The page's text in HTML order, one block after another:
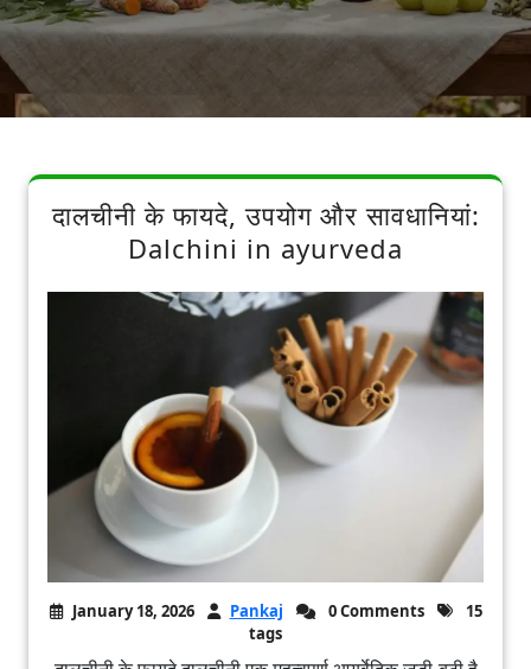
दालचीनी के फायदे, उपयोग और सावधानियां:
Dalchini in ayurveda
January 18, 2026 Pankaj 0 Comments
15
tags